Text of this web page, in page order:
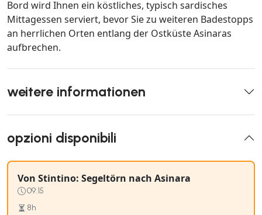
Bord wird Ihnen ein köstliches, typisch sardisches
Mittagessen serviert, bevor Sie zu weiteren Badestopps
an herrlichen Orten entlang der Ostküste Asinaras
aufbrechen.
weitere informationen
opzioni disponibili
Von Stintino: Segeltörn nach Asinara
09:15
8h